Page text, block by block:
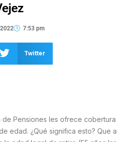
7:53 pm
Twitter
de Pensiones les ofrece cobertura
edad. ¿Qué significa esto? Que a